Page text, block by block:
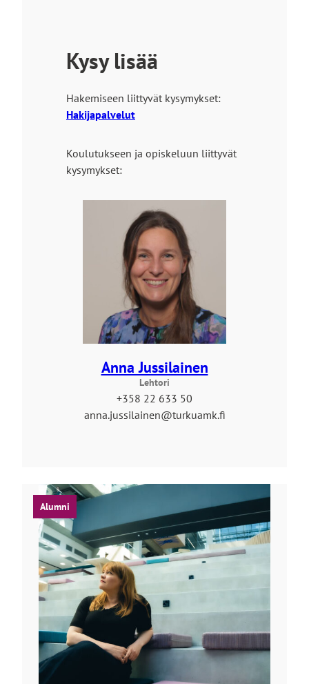
Kysy lisää
Hakemiseen liittyvät kysymykset:
Hakijapalvelut
Koulutukseen ja opiskeluun liittyvät
kysymykset:
Anna Jussilainen
Lehtori
+358 22 633 50
anna.jussilainen@turkuamk.fi
Alumni